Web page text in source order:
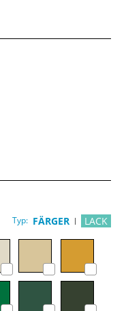
Typ: FÄRGER LACK